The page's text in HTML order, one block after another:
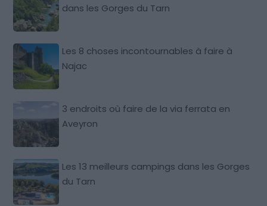
dans les Gorges du Tarn
Les 8 choses incontournables à faire à
Najac
3 endroits où faire de la via ferrata en
Aveyron
Les 13 meilleurs campings dans les Gorges
du Tarn